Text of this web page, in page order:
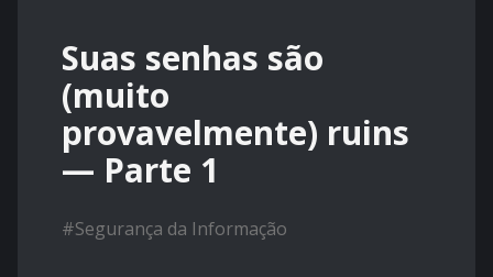
Suas senhas são
(muito
provavelmente) ruins
— Parte 1
#Segurança da Informação